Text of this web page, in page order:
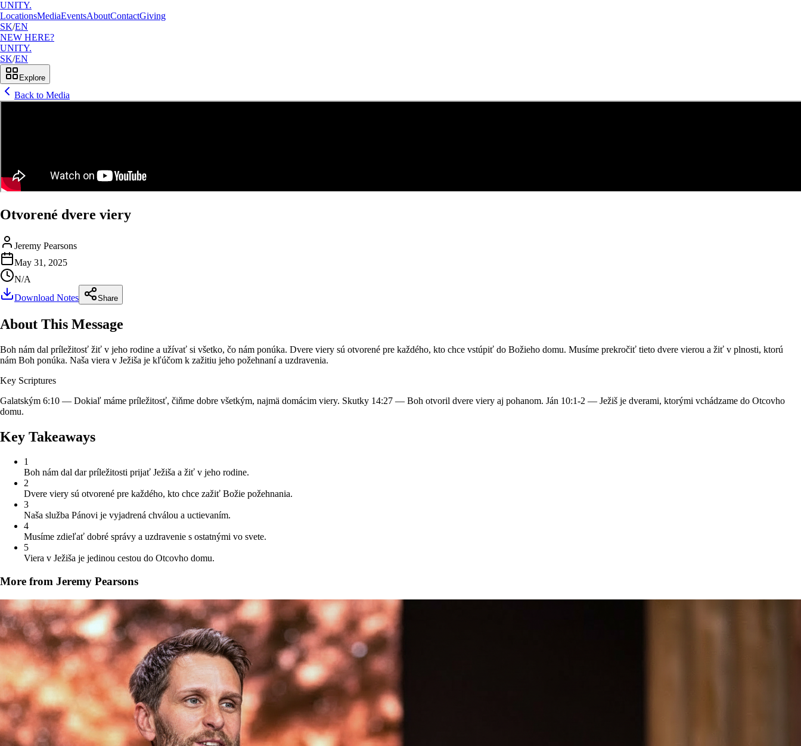
UNITY.
LocationsMediaEventsAboutContactGiving
SK/EN
NEW HERE?
UNITY.
SK/EN
Explore
Back to Media
Otvorené dvere viery
Jeremy Pearsons
May 31, 2025
N/A
Download Notes
Share
About This Message
Boh nám dal príležitosť žiť v jeho rodine a užívať si všetko, čo nám ponúka. Dvere viery sú otvorené pre každého, kto chce vstúpiť do Božieho domu. Musíme prekročiť tieto dvere vierou a žiť v plnosti, ktorú
nám Boh ponúka. Naša viera v Ježiša je kľúčom k zažitiu jeho požehnaní a uzdravenia.
Key Scriptures
Galatským 6:10 — Dokiaľ máme príležitosť, čiňme dobre všetkým, najmä domácim viery. Skutky 14:27 — Boh otvoril dvere viery aj pohanom. Ján 10:1-2 — Ježiš je dverami, ktorými vchádzame do Otcovho
domu.
Key Takeaways
1
Boh nám dal dar príležitosti prijať Ježiša a žiť v jeho rodine.
2
Dvere viery sú otvorené pre každého, kto chce zažiť Božie požehnania.
3
Naša služba Pánovi je vyjadrená chválou a uctievaním.
4
Musíme zdieľať dobré správy a uzdravenie s ostatnými vo svete.
5
Viera v Ježiša je jedinou cestou do Otcovho domu.
More from Jeremy Pearsons